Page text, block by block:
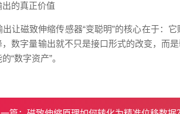
的真正价值
出让磁致伸缩传感器“变聪明”的核心在于：
，数字量输出就不只是接口形式的改变，而
“数字资产”。